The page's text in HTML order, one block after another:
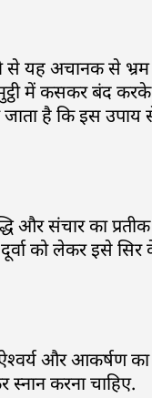
से यह अचानक से
में कसकर बंद करके
है कि इस उपाय
और संचार का
को लेकर इसे
और आकर्षण
करना चाहिए.